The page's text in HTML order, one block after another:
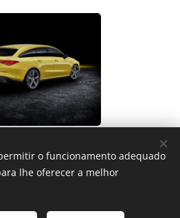
o funcionamento adequado
lhe oferecer a melhor